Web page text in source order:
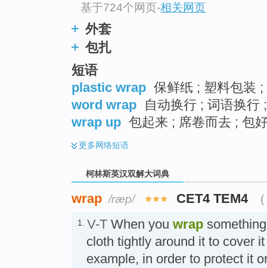
基于724个网页-相关网页
外套
包扎
短语
plastic wrap 保鲜纸 ; 塑料包装
word wrap
自动换行 ; 词语换行
wrap up 包起来 ; 席卷而去 ; 包
更多网络短语
柯林斯英汉双解大词典
wrap /ræp/ CET4 TEM4 (
1. V-T When you wrap
cloth tightly around it to cover
example, in order to protect it